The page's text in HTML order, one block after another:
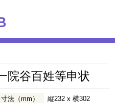
院谷百姓等申状
寸法（mm） 縦232 x 横302